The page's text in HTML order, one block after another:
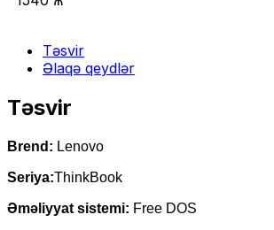
Təsvir
Əlaqə qeydlər
Təsvir
Brend: Lenovo
Seriya:ThinkBook
Əməliyyat sistemi: Free DOS